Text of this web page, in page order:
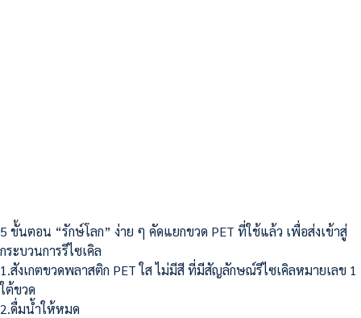
5 ขั้นตอน “รักษ์โลก” ง่าย ๆ คัดแยกขวด PET ที่ใช้แล้ว เพื่อส่งเข้าสู่
กระบวนการรีไซเคิล
1.สังเกตขวดพลาสติก PET ใส ไม่มีสี ที่มีสัญลักษณ์รีไซเคิลหมายเลข 1
ใต้ขวด
2.ดื่มน้ำให้หมด